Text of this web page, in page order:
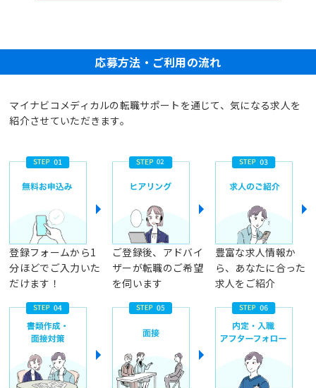
応募方法・ご利用の流れ
マイナビコメディカルの転職サポートを通じて、気になる求人を
紹介させていただきます。
登録フォームから1
分ほどでご入力いた
だけます！
ご登録後、アドバイ
ザーが転職のご希望
を伺います
豊富な求人情報か
ら、あなたに合った
求人をご紹介